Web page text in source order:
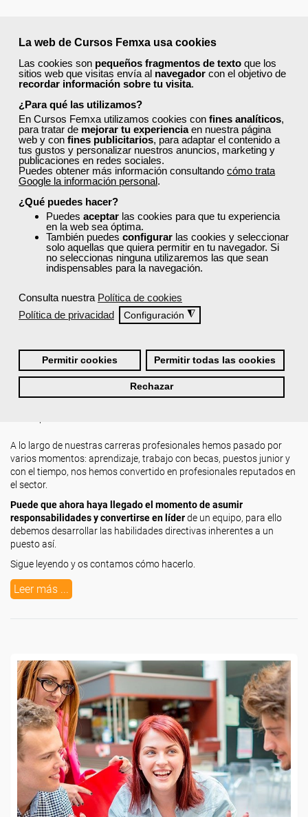
La web de Cursos Femxa usa cookies
Las cookies son pequeños fragmentos de texto que los
sitios web que visitas envía al navegador con el objetivo de
recordar información sobre tu visita.
¿Para qué las utilizamos?
En Cursos Femxa utilizamos cookies con fines analíticos,
para tratar de mejorar tu experienciaen nuestra página
web y con fines publicitarios, para adaptar el contenido a
tus gustos y personalizar nuestros anuncios, marketing y
publicaciones en redes sociales.
Puedes obtener más información consultando cómo trata
Google la información personal.
¿Qué puedes hacer?
Puedes aceptar las cookies para que tu experiencia
en la web sea óptima.
También puedes configurar las cookies y seleccionar
solo aquellas que quiera permitir en tu navegador. Si
no seleccionas ninguna utilizaremos las que sean
indispensables para la navegación.
Consulta nuestra Política de cookies
Política de privacidad
Configuración ◮
Permitir cookies Permitir todas las cookies
Rechazar
Desarrolla tus habilidades directivas para ser un
líder
A lo largo de nuestras carreras profesionales hemos pasado por
varios momentos: aprendizaje, trabajo con becas, puestos junior y
con el tiempo, nos hemos convertido en profesionales reputados en
el sector.
Puede que ahora haya llegado el momento de asumir
responsabilidades y convertirse en líderde un equipo, para ello
debemos desarrollar las habilidades directivas inherentes a un
puesto así.
Sigue leyendo y os contamos cómo hacerlo.
Leer más ...